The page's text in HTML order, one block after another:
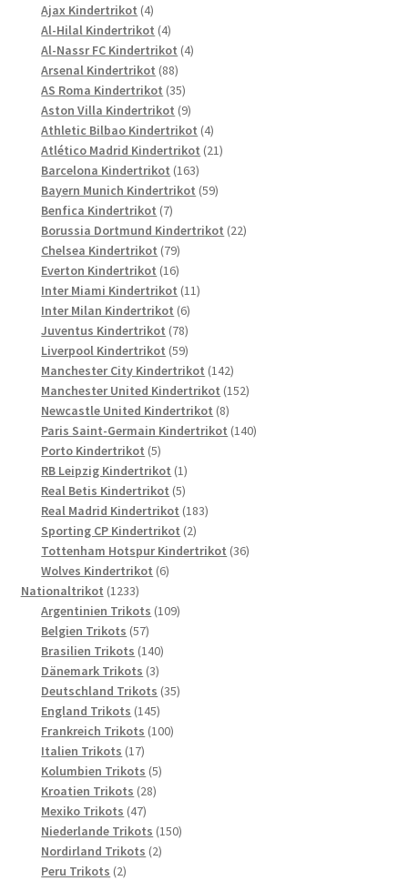
Ajax Kindertrikot 44
Produkte
Al-Hilal Kindertrikot 44
Produkte
Al-Nassr FC Kindertrikot 44
Arsenal Kindertrikot 8888
Produkte
AS Roma Kindertrikot 3535
Produkte
Aston Villa Kindertrikot 99
Produkte
Athletic Bilbao Kindertrikot 44
Produkte
Atlético Madrid Kindertrikot 2121
Barcelona Kindertrikot 163163
Produkte
Bayern Munich Kindertrikot 5959
Benfica Kindertrikot 77
Produkte
Borussia Dortmund Kindertrikot 2222
Chelsea Kindertrikot 7979
Produkte
Everton Kindertrikot 1616
Produkte
Inter Miami Kindertrikot 1111
Inter Milan Kindertrikot 66
Produkte
Juventus Kindertrikot 7878
Produkte
Liverpool Kindertrikot 5959
Produkte
Manchester City Kindertrikot 142142
Produkte
Manchester United Kindertrikot 152152
Newcastle United Kindertrikot 88
Produkte
Paris Saint-Germain Kindertrikot 140140
Porto Kindertrikot 55
Produkte
RB Leipzig Kindertrikot 11
Produkt
Real Betis Kindertrikot 55
Produkte
Real Madrid Kindertrikot 183183
Sporting CP Kindertrikot 22
Produkte
Tottenham Hotspur Kindertrikot 3636
Wolves Kindertrikot 66
Nationaltrikot 12331233
Produkte
Argentinien Trikots 109109
Belgien Trikots 5757
Produkte
Brasilien Trikots 140140
Dänemark Trikots 33
Produkte
Deutschland Trikots 3535
England Trikots 145145
Produkte
Frankreich Trikots 100100
Italien Trikots 1717
Produkte
Kolumbien Trikots 55
Kroatien Trikots 2828
Mexiko Trikots 4747
Produkte
Niederlande Trikots 150150
Nordirland Trikots 22
Peru Trikots 22